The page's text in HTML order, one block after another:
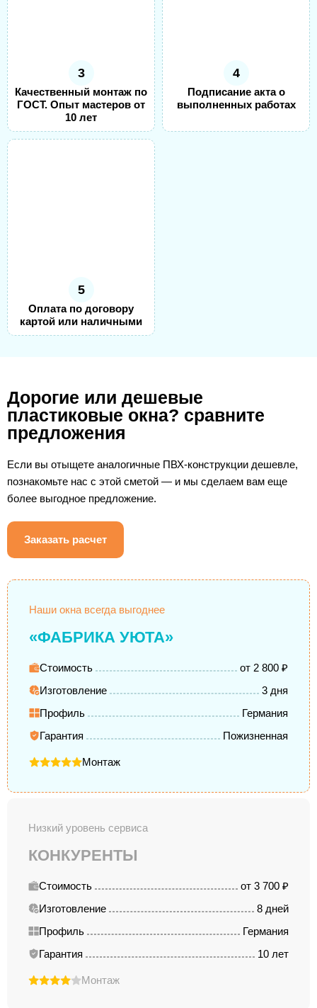
3
Качественный монтаж по
ГОСТ. Опыт мастеров от
10 лет
4
Подписание акта о
выполненных работах
5
Оплата по договору
картой или наличными
Дорогие или дешевые
пластиковые окна? сравните
предложения
Если вы отыщете аналогичные ПВХ-конструкции дешевле,
познакомьте нас с этой сметой — и мы сделаем вам еще
более выгодное предложение.
Заказать расчет
Наши окна всегда выгоднее
«ФАБРИКА УЮТА»
Стоимость
от 2 800 ₽
Изготовление
3 дня
Профиль
Германия
Гарантия
Пожизненная
Монтаж
Низкий уровень сервиса
КОНКУРЕНТЫ
Стоимость
от 3 700 ₽
Изготовление
8 дней
Профиль
Германия
Гарантия
10 лет
Монтаж